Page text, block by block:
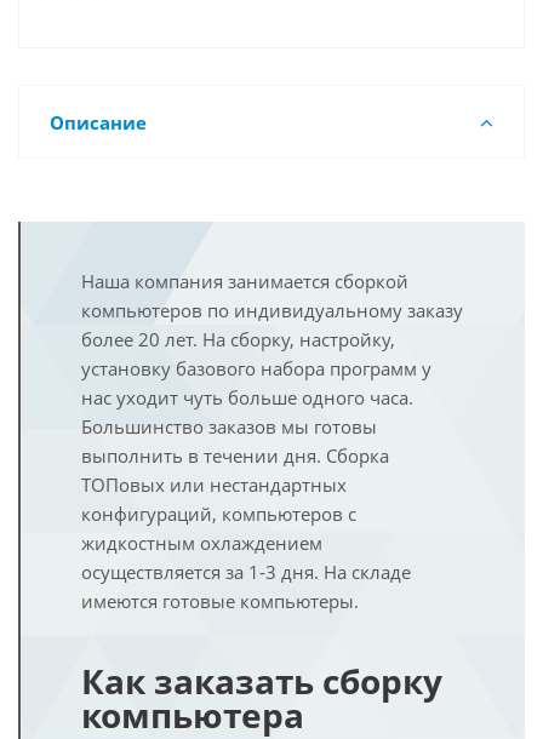
Описание
Наша компания занимается сборкой
компьютеров по индивидуальному заказу
более 20 лет. На сборку, настройку,
установку базового набора программ у
нас уходит чуть больше одного часа.
Большинство заказов мы готовы
выполнить в течении дня. Сборка
ТОПовых или нестандартных
конфигураций, компьютеров с
жидкостным охлаждением
осуществляется за 1-3 дня. На складе
имеются готовые компьютеры.
Как заказать сборку
компьютера